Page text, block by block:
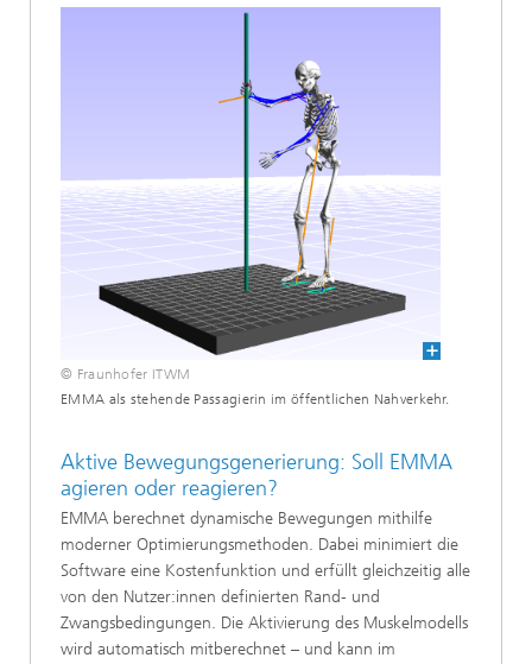
© Fraunhofer ITWM
EMMA als stehende Passagierin im öffentlichen Nahverkehr.
Aktive Bewegungsgenerierung: Soll EMMA
agieren oder reagieren?
EMMA berechnet dynamische Bewegungen mithilfe
moderner Optimierungsmethoden. Dabei minimiert die
Software eine Kostenfunktion und erfüllt gleichzeitig alle
von den Nutzer:innen definierten Rand- und
Zwangsbedingungen. Die Aktivierung des Muskelmodells
wird automatisch mitberechnet – und kann im